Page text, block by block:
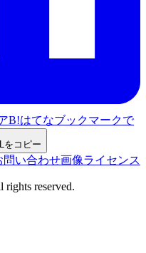
B!はてなブックマークで
をコピー
問い合わせ画像ライセンス
rights reserved.